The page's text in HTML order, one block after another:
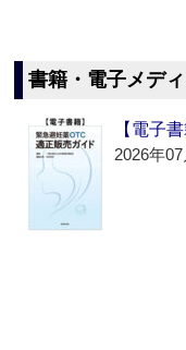
書籍・電子メデ
【電子
2026年